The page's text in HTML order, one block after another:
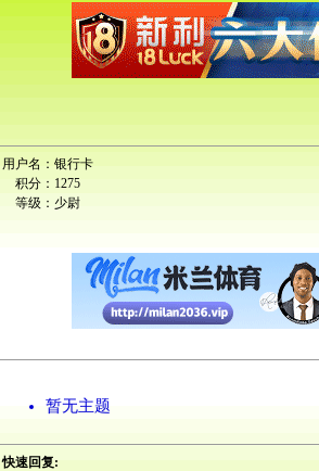
用户名： 银行卡
积分： 1275
等级： 少尉
暂无主题
快速回复: